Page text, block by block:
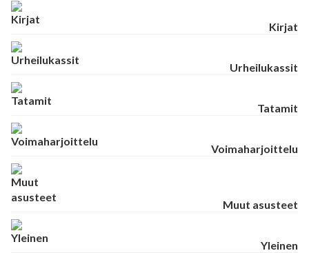
Kirjat
Urheilukassit
Tatamit
Voimaharjoittelu
Muut asusteet
Yleinen